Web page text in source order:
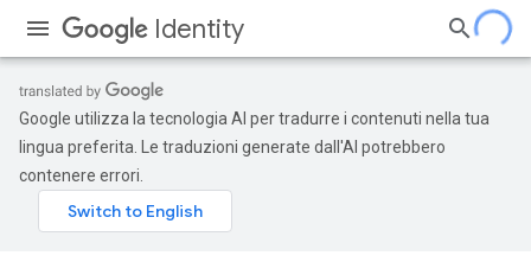
Identity
Google utilizza la tecnologia AI per tradurre i contenuti nella tua
lingua preferita. Le traduzioni generate dall'AI potrebbero
contenere errori.